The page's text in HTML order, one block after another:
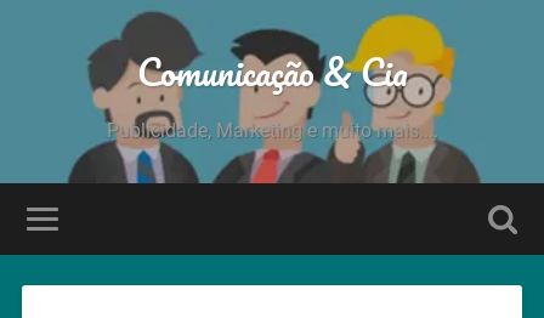
Comunicação & Cia
Publicidade, Marketing e muito mais....